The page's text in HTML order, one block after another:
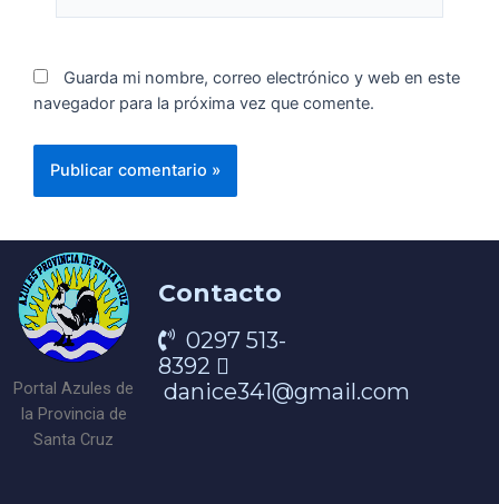
Guarda mi nombre, correo electrónico y web en este
navegador para la próxima vez que comente.
Portal Azules de
la Provincia de
Santa Cruz
Contacto
0297 513-
8392
danice341@gmail.com